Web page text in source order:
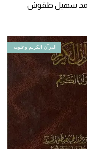
محمد سهيل طقوش
القرآن الكريم وعلومه